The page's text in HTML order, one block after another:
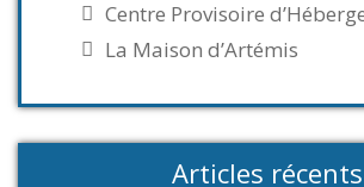
Centre Provisoire
La Maison d’Artémis
Articles récents